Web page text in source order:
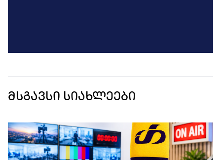
მსგავსი სიახლეები